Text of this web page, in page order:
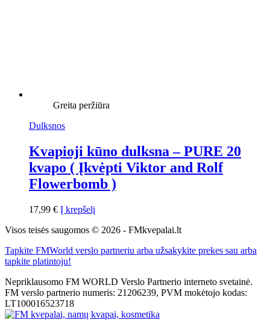
Greita peržiūra
Dulksnos
Kvapioji kūno dulksna – PURE 20
kvapo ( Įkvėpti Viktor and Rolf
Flowerbomb )
17,99 € Į krepšelį
Visos teisės saugomos © 2026 - FMkvepalai.lt
Tapkite FMWorld verslo partneriu arba užsakykite prekes sau arba
tapkite platintoju!
Nepriklausomo FM WORLD Verslo Partnerio interneto svetainė.
FM verslo partnerio numeris: 21206239, PVM mokėtojo kodas:
LT100016523718